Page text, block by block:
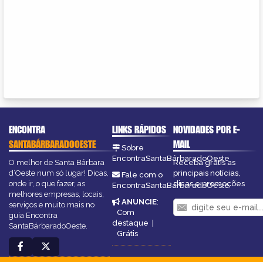
ENCONTRA
SANTABÁRBARADOOESTE
O melhor de Santa Bárbara
d’Oeste num só lugar! Dicas,
onde ir, o que fazer, as
melhores empresas, locais,
serviços e muito mais no
guia Encontra
SantaBárbaradoOeste.
LINKS RÁPIDOS
Sobre
EncontraSantaBárbaradoOeste
Fale com o
EncontraSantaBárbaradoOeste
ANUNCIE:
Com
destaque |
Grátis
NOVIDADES POR E-
MAIL
Receba grátis as
principais notícias,
dicas e promoções